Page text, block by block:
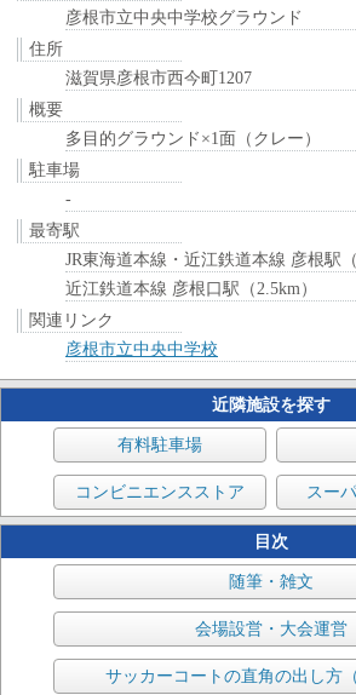
彦根市立中央中学校グラウンド
住所
滋賀県彦根市西今町1207
概要
多目的グラウンド×1面（クレー）
駐車場
-
最寄駅
JR東海道本線・近江鉄道本線 彦根駅（
近江鉄道本線 彦根口駅（2.5km）
関連リンク
彦根市立中央中学校
近隣施設を探す
有料駐車場
コンビニエンスストア スー
目次
随筆・雑文
会場設営・大会運営
サッカーコートの直角の出し方